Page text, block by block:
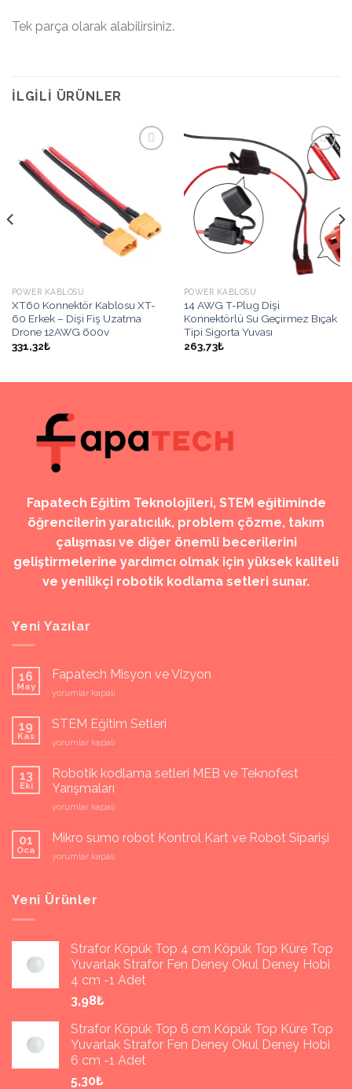
Tek parça olarak alabilirsiniz.
İLGILI ÜRÜNLER
POWER KABLOSU
XT60 Konnektör Kablosu XT-
60 Erkek – Dişi Fiş Uzatma
Drone 12AWG 600v
331,32₺
İstek
Listeme
Ekle
POWER KABLOSU
14 AWG T-Plug Dişi
Konnektörlü Su Geçirmez Bıçak
Tipi Sigorta Yuvası
263,73₺
Fapatech Eğitim Teknolojileri, STEM eğitiminde
öğrencilerin yaratıcılık, problem çözme, takım
çalışması ve diğer önemli becerilerini
geliştirmelerine yardımcı olmak için yüksek kaliteli
ve yenilikçi robotik kodlama setleri sunar.
Yeni Yazılar
16
May
Fapatech Misyon ve Vizyon
Fapatech
ve
için
yorumlar kapalı
19
Kas
STEM Eğitim Setleri
STEM
Setleri
için
yorumlar kapalı
13
Eki
Robotik kodlama setleri MEB ve Teknofest
Yarışmaları
Robotik
setleri
ve
için
yorumlar kapalı
01
Oca
Mikro sumo robot Kontrol Kart ve Robot Siparişi
Mikro
Kontrol
Siparişi
yorumlar kapalı
Yeni Ürünler
Strafor Köpük Top 4 cm Köpük Top Küre Top
Yuvarlak Strafor Fen Deney Okul Deney Hobi
4 cm -1 Adet
3,98₺
Strafor Köpük Top 6 cm Köpük Top Küre Top
Yuvarlak Strafor Fen Deney Okul Deney Hobi
6 cm -1 Adet
5,30₺